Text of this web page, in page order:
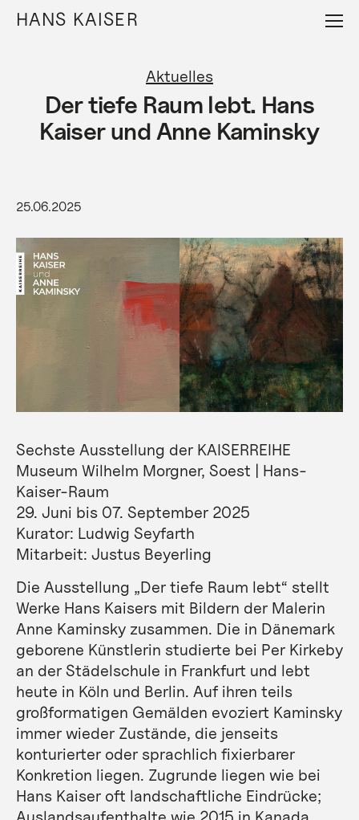
Direkt
zum
HANS KAISER
Aktuelles
Der tiefe Raum lebt. Hans
Kaiser und Anne Kaminsky
25.06.2025
Sechste Ausstellung der KAISERREIHE
Museum Wilhelm Morgner, Soest | Hans-
Kaiser-Raum
29. Juni bis 07. September 2025
Kurator: Ludwig Seyfarth
Mitarbeit: Justus Beyerling
Die Ausstellung „Der tiefe Raum lebt“ stellt
Werke Hans Kaisers mit Bildern der Malerin
Anne Kaminsky zusammen. Die in Dänemark
geborene Künstlerin studierte bei Per Kirkeby
an der Städelschule in Frankfurt und lebt
heute in Köln und Berlin. Auf ihren teils
großformatigen Gemälden evoziert Kaminsky
immer wieder Zustände, die jenseits
konturierter oder sprachlich fixierbarer
Konkretion liegen. Zugrunde liegen wie bei
Hans Kaiser oft landschaftliche Eindrücke;